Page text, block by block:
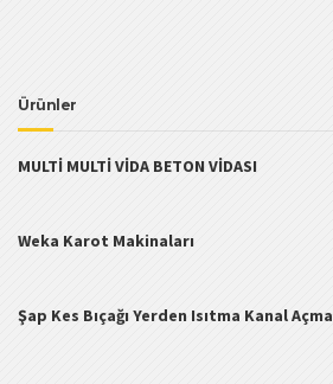
Ürünler
MULTİ MULTİ VİDA BETON VİDASI
Weka Karot Makinaları
Şap Kes Bıçağı Yerden Isıtma Kanal Açma